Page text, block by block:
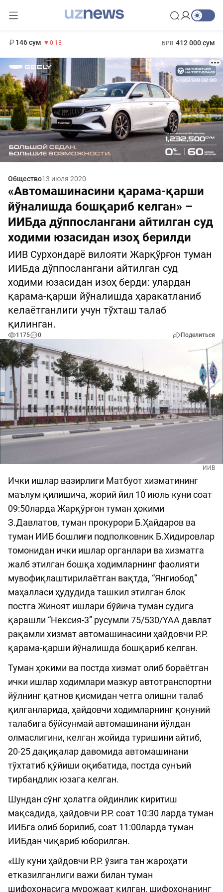
146 сум -0.18 БРВ 412 000 сум
Общество13 июля 2020
«Автомашинасини қарама-қарши
йўналишда бошқариб келган» –
ИИБда дўппослангани айтилган суд
ходими юзасидан изоҳ берилди
ИИВ Сурхондарё вилояти Жарқўрғон туман
ИИБда дўппослангани айтилган суд
ходими юзасидан изоҳ берди: улардан
қарама-қарши йўналишда ҳаракатланиб
келаётганлиги учун тўхташ талаб
қилинган.
1175 0 Поделиться
ИИВ
Ички ишлар вазирлиги Матбуот хизматининг
маълум қилишича, жорий йил 10 июль куни соат
09:50ларда Жарқўрғон туман ҳокими
З.Давлатов, туман прокурори Б.Ҳайдаров ва
туман ИИБ бошлиғи подполковник Б.Хидировлар
томонидан ички ишлар органлари ва хизматга
жалб этилган бошқа ходимларнинг фаолияти
мувофиқлаштирилаётган вақтда, “Янгиобод”
маҳалласи ҳудудида ташкил этилган блок
постга Жиноят ишлари бўйича туман судига
қарашли “Нексия-3” русумли 75/530/YAA давлат
рақамли хизмат автомашинасини ҳайдовчи Р.Р.
қарама-қарши йўналишда бошқариб келган.
Туман ҳокими ва постда хизмат олиб бораётган
ички ишлар ходимлари мазкур автотранспортни
йўлнинг қатнов қисмидан четга олишни талаб
қилганларида, ҳайдовчи ходимларнинг қонуний
талабига бўйсунмай автомашинани йўлдан
олмаслигини, келган жойида туришини айтиб,
20-25 дақиқалар давомида автомашинани
тўхтатиб қўйиши оқибатида, постда сунъий
тирбандлик юзага келган.
Шундан сўнг ҳолатга ойдинлик киритиш
мақсадида, ҳайдовчи Р.Р. соат 10:30 ларда туман
ИИБга олиб борилиб, соат 11:00ларда туман
ИИБдан чиқариб юборилган.
«Шу куни ҳайдовчи Р.Р. ўзига тан жароҳати
етказилганлиги важи билан туман
шифохонасига мурожаат қилган, шифохонанинг